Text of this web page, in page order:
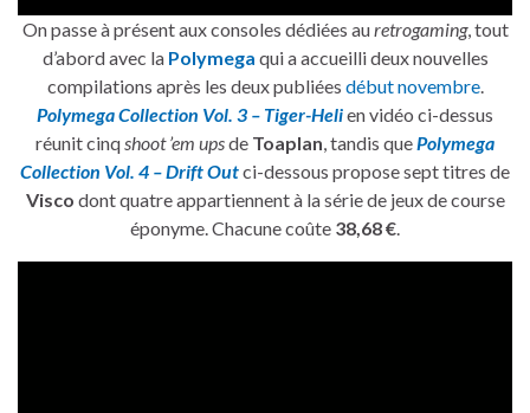
On passe à présent aux consoles dédiées auretrogaming, tout
d’abord avec la Polymega qui a accueilli deux nouvelles
compilations après les deux publiées début novembre.
Polymega Collection Vol. 3 – Tiger-Helien vidéo ci-dessus
réunit cinqshoot ’em upsde Toaplan, tandis quePolymega
Collection Vol. 4 – Drift Outci-dessous propose sept titres de
Visco dont quatre appartiennent à la série de jeux de course
éponyme. Chacune coûte 38,68 €.